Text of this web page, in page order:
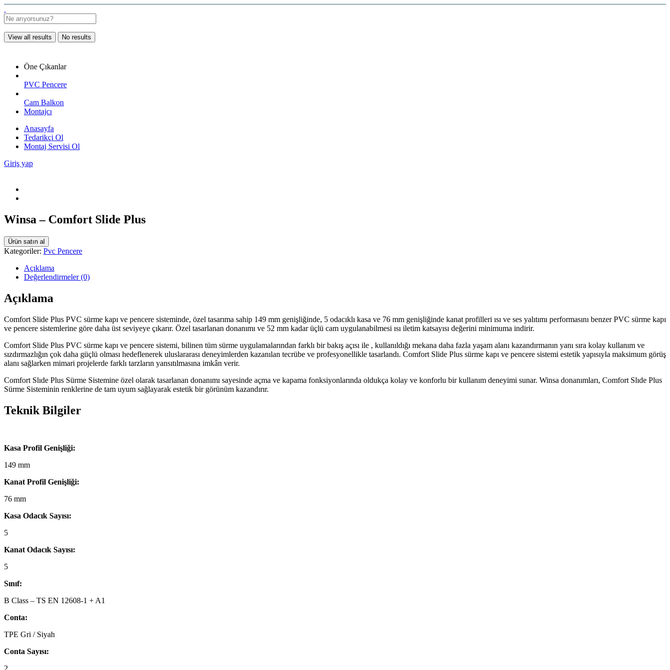
View all results No results
Öne Çıkanlar
PVC Pencere
Cam Balkon
Montajcı
Anasayfa
Tedarikçi Ol
Montaj Servisi Ol
Giriş yap
Winsa – Comfort Slide Plus
Ürün satın al
Kategoriler: Pvc Pencere
Açıklama
Değerlendirmeler (0)
Açıklama
Comfort Slide Plus PVC sürme kapı ve pencere sisteminde, özel tasarıma sahip 149 mm genişliğinde, 5 odacıklı kasa ve 76 mm genişliğinde kanat profilleri ısı ve ses yalıtımı performasını benzer PVC sürme kapı
ve pencere sistemlerine göre daha üst seviyeye çıkarır. Özel tasarlanan donanımı ve 52 mm kadar üçlü cam uygulanabilmesi ısı iletim katsayısı değerini minimuma indirir.
Comfort Slide Plus PVC sürme kapı ve pencere sistemi, bilinen tüm sürme uygulamalarından farklı bir bakış açısı ile , kullanıldığı mekana daha fazla yaşam alanı kazandırmanın yanı sıra kolay kullanım ve
sızdırmazlığın çok daha güçlü olması hedeflenerek uluslararası deneyimlerden kazanılan tecrübe ve profesyonellikle tasarlandı. Comfort Slide Plus sürme kapı ve pencere sistemi estetik yapısıyla maksimum görüş
alanı sağlarken mimari projelerde farklı tarzların yansıtılmasına imkân verir.
Comfort Slıde Plus Sürme Sistemine özel olarak tasarlanan donanımı sayesinde açma ve kapama fonksiyonlarında oldukça kolay ve konforlu bir kullanım deneyimi sunar. Winsa donanımları, Comfort Slıde Plus
Sürme Sisteminin renklerine de tam uyum sağlayarak estetik bir görünüm kazandırır.
Teknik Bilgiler
Kasa Profil Genişliği:
149 mm
Kanat Profil Genişliği:
76 mm
Kasa Odacık Sayısı:
5
Kanat Odacık Sayısı:
5
Sınıf:
B Class – TS EN 12608-1 + A1
Conta:
TPE Gri / Siyah
Conta Sayısı: